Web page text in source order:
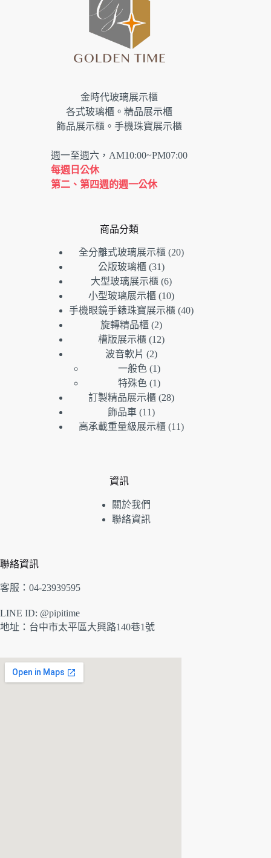
金時代玻璃展示櫃
各式玻璃櫃。精品展示櫃
飾品展示櫃。手機珠寶展示櫃
週一至週六，AM10:00~PM07:00
每週日公休
第二、第四週的週一公休
商品分類
全分離式玻璃展示櫃 2020
公版玻璃櫃 3131
個
產
品
大型玻璃展示櫃 66
個
產
小型玻璃展示櫃 1010
個
手機眼鏡手錶珠寶展示櫃 4040
旋轉精品櫃 22
個
品
槽版展示櫃 1212
波音軟片 22
個
產
品
一般色 11
個
產
特殊色 11
個
品
訂製精品展示櫃 2828
產
飾品車 1111
個
高承載重量級展示櫃 1111
資訊
關於我們
聯絡資訊
聯絡資訊
客服：04-23939595
LINE ID: @pipitime
地址： 台中市太平區大興路140巷1號